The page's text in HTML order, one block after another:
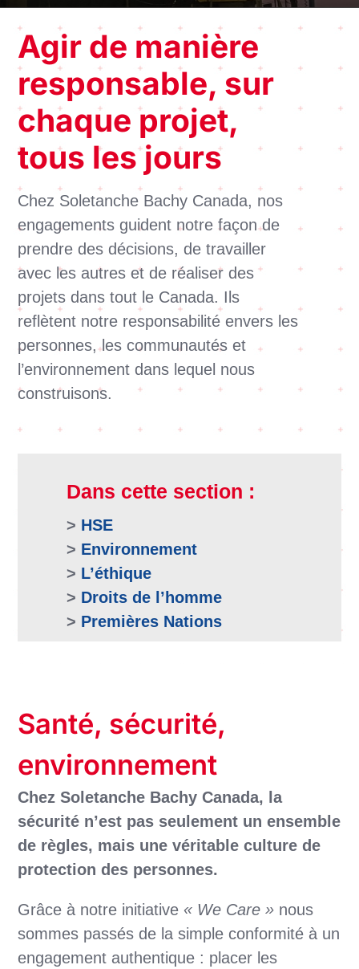
Agir de manière
responsable, sur
chaque projet,
tous les jours
Chez Soletanche Bachy Canada, nos
engagements guident notre façon de
prendre des décisions, de travailler
avec les autres et de réaliser des
projets dans tout le Canada. Ils
reflètent notre responsabilité envers les
personnes, les communautés et
l’environnement dans lequel nous
construisons.
Dans cette section :
> HSE
> Environnement
> L’éthique
> Droits de l’homme
> Premières Nations
Santé, sécurité,
environnement
Chez Soletanche Bachy Canada, la
sécurité n’est pas seulement un ensemble
de règles, mais une véritable culture de
protection des personnes.
Grâce à notre initiative « We Care » nous
sommes passés de la simple conformité à un
engagement authentique : placer les